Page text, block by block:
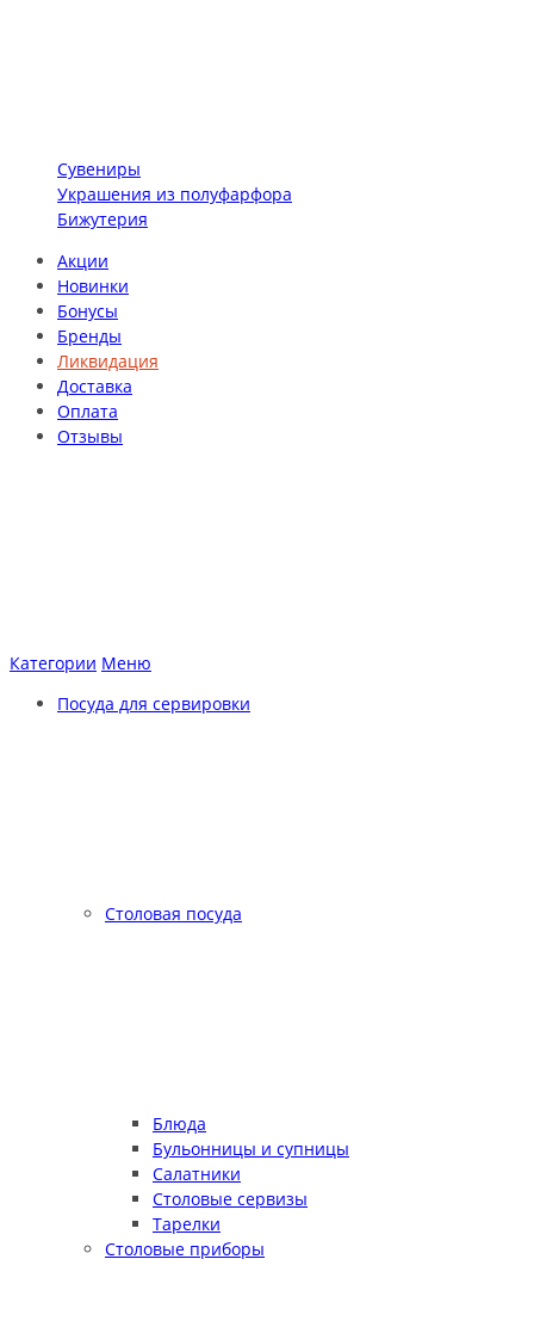
Сувениры
Украшения из полуфарфора
Бижутерия
Акции
Новинки
Бонусы
Бренды
Ликвидация
Доставка
Оплата
Отзывы
Категории Меню
Посуда для сервировки
Столовая посуда
Блюда
Бульонницы и супницы
Салатники
Столовые сервизы
Тарелки
Столовые приборы